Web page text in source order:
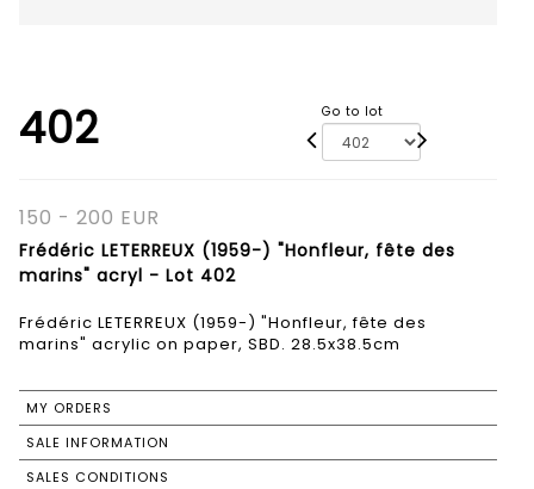
402 Go to lot
150 - 200 EUR
Frédéric LETERREUX (1959-) "Honfleur, fête des
marins" acryl - Lot 402
Frédéric LETERREUX (1959-) "Honfleur, fête des
marins" acrylic on paper, SBD. 28.5x38.5cm
MY ORDERS
SALE INFORMATION
SALES CONDITIONS